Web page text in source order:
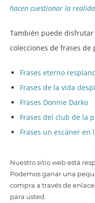
hacen cuestionar la
También puede
colecciones de frases de
Frases eterno
Frases de la vida
Frases Donnie Darko
Frases del club de la
Frases un escáner en
Nuestro sitio web está
Podemos ganar una
compra a través de
para usted.